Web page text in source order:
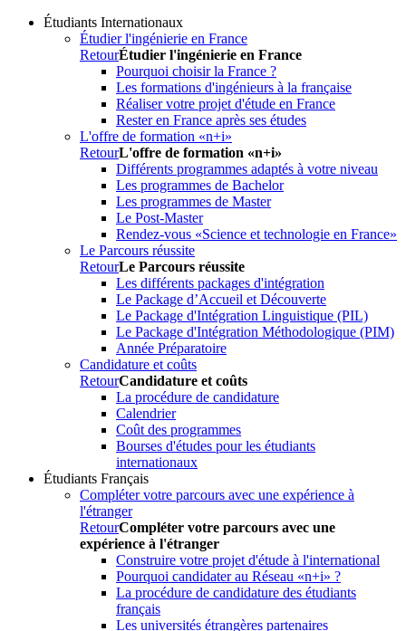
Étudiants Internationaux
Étudier l'ingénierie en France
RetourÉtudier l'ingénierie en France
Pourquoi choisir la France ?
Les formations d'ingénieurs à la française
Réaliser votre projet d'étude en France
Rester en France après ses études
L'offre de formation «n+i»
RetourL'offre de formation «n+i»
Différents programmes adaptés à votre niveau
Les programmes de Bachelor
Les programmes de Master
Le Post-Master
Rendez-vous «Science et technologie en France»
Le Parcours réussite
RetourLe Parcours réussite
Les différents packages d'intégration
Le Package d’Accueil et Découverte
Le Package d'Intégration Linguistique (PIL)
Le Package d'Intégration Méthodologique (PIM)
Année Préparatoire
Candidature et coûts
RetourCandidature et coûts
La procédure de candidature
Calendrier
Coût des programmes
Bourses d'études pour les étudiants
internationaux
Étudiants Français
Compléter votre parcours avec une expérience à
l'étranger
RetourCompléter votre parcours avec une
expérience à l'étranger
Construire votre projet d'étude à l'international
Pourquoi candidater au Réseau «n+i» ?
La procédure de candidature des étudiants
français
Les universités étrangères partenaires